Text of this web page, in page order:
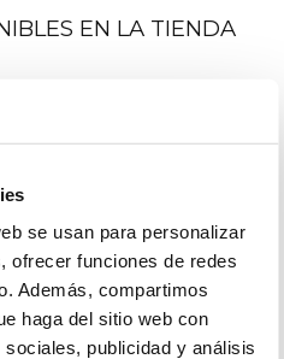
se usan para personalizar
ofrecer funciones de redes
Además, compartimos
haga del sitio web con
publicidad y análisis
EN LA TIENDA